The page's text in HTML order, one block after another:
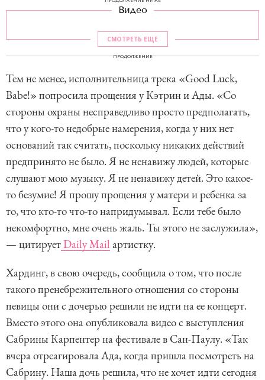
Видео
СМОТРЕТЬ ЕЩЕ
ПРОДОЛЖЕНИЕ
Тем не менее, исполнительница трека «Good Luck,
Babe!» попросила прощения у Кэтрин и Ады. «Со
стороны охраны несправедливо просто предполагать,
что у кого-то недобрые намерения, когда у них нет
оснований так считать, поскольку никаких действий
предпринято не было. Я не ненавижу людей, которые
слушают мою музыку. Я не ненавижу детей. Это какое-
то безумие! Я прошу прощения у матери и ребенка за
то, что кто-то что-то напридумывал. Если тебе было
некомфортно, мне очень жаль. Ты этого не заслужила»,
— цитируетDaily Mail артистку.
Хардинг, в свою очередь, сообщила о том, что после
такого пренебрежительного отношения со стороны
певицы они с дочерью решили не идти на ее концерт.
Вместо этого она опубликовала видео с выступления
Сабрины Карпентер на фестивале в Сан-Паулу. «Так
вчера отреагировала Ада, когда пришла посмотреть на
Сабрину. Наша дочь решила, что не хочет идти сегодня